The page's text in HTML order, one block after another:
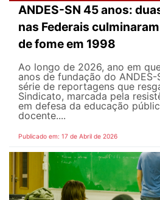
ANDES-SN 45 anos:
nas Federais
de fome em 1998
Ao longo de 2026, ano em
anos de fundação do
série de reportagens que
Sindicato, marcada pela
em defesa da educação
docente....
Publicado em: 17 de Abril de 2026